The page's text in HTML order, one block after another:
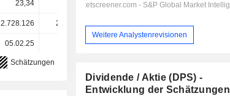
23,34 23,61 39,17 39,17
2.728.126 2.499.842
05.02.25 04.02.26 -
Schätzungen
Weitere Analystenrevisionen
Dividende / Aktie (DPS) -
Entwicklung der Schätzungen